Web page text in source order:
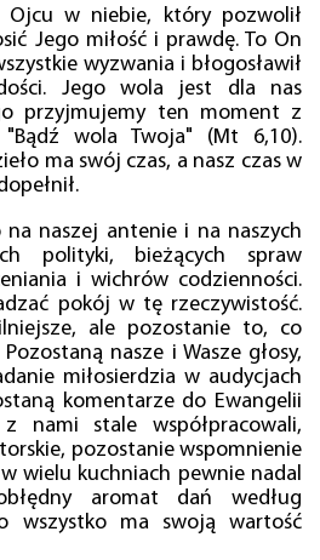
Ojcu w niebie, który pozwolił
Jego miłość i prawdę. To On
wyzwania i błogosławił
Jego wola jest dla nas
przyjmujemy ten moment z
wola Twoja" (Mt 6,10).
ma swój czas, a nasz czas w
naszej antenie i na naszych
polityki, bieżących spraw
i wichrów codzienności.
pokój w tę rzeczywistość.
ale pozostanie to, co
nasze i Wasze głosy,
miłosierdzia w audycjach
komentarze do Ewangelii
nami stale współpracowali,
pozostanie wspomnienie
wielu kuchniach pewnie nadal
aromat dań według
wszystko ma swoją wartość